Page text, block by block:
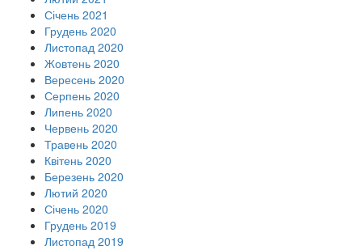
Січень 2021
Грудень 2020
Листопад 2020
Жовтень 2020
Вересень 2020
Серпень 2020
Липень 2020
Червень 2020
Травень 2020
Квітень 2020
Березень 2020
Лютий 2020
Січень 2020
Грудень 2019
Листопад 2019